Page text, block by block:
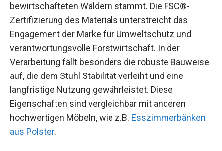
bewirtschafteten Wäldern stammt. Die FSC®-
Zertifizierung des Materials unterstreicht das
Engagement der Marke für Umweltschutz und
verantwortungsvolle Forstwirtschaft. In der
Verarbeitung fällt besonders die robuste Bauweise
auf, die dem Stuhl Stabilität verleiht und eine
langfristige Nutzung gewährleistet. Diese
Eigenschaften sind vergleichbar mit anderen
hochwertigen Möbeln, wie z.B. Esszimmerbänken
aus Polster.